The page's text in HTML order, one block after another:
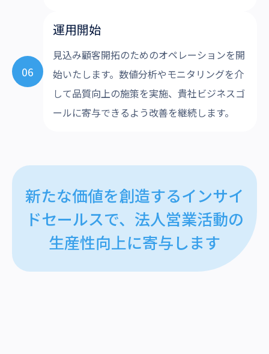
06
運用開始
見込み顧客開拓のためのオペレーションを開
始いたします。数値分析やモニタリングを介
して品質向上の施策を実施、貴社ビジネスゴ
ールに寄与できるよう改善を継続します。
新たな価値を創造するインサイ
ドセールスで、 法人営業活動の
生産性向上に寄与します